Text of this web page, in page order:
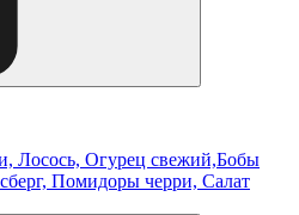
Лосось, Огурец свежий,Бобы
Помидоры черри, Салат